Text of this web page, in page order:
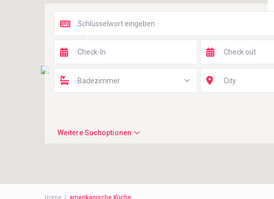
5
7
Badezimmer City
Weitere Suchoptionen
Home amerikanische Küche